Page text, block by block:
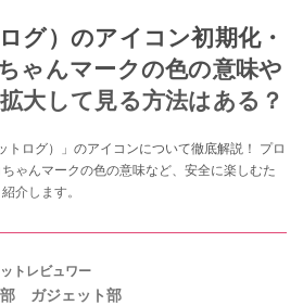
グ）のアイコン初期化・
ゃんマークの色の意味や
大して見る方法はある？
トログ）」のアイコンについて徹底解説！ プロ
ゃんマークの色の意味など、安全に楽しむた
介します。
トレビュワー
部 ガジェット部